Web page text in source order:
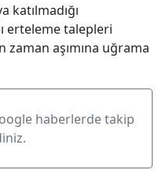
katılmadığı
erteleme talepleri
zaman aşımına uğrama
haberlerde takip